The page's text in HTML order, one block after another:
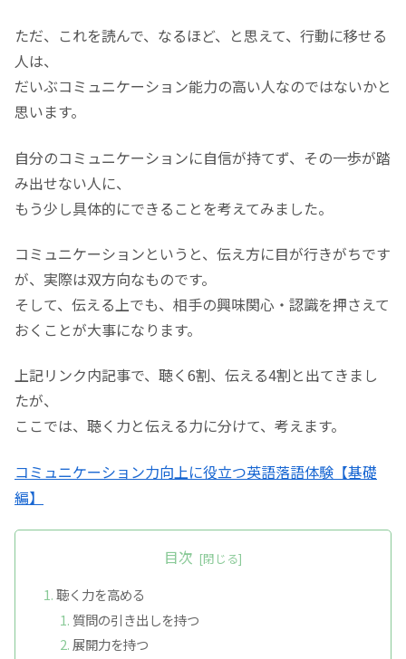
ただ、これを読んで、なるほど、と思えて、行動に移せる
人は、
だいぶコミュニケーション能力の高い人なのではないかと
思います。
自分のコミュニケーションに自信が持てず、その一歩が踏
み出せない人に、
もう少し具体的にできることを考えてみました。
コミュニケーションというと、伝え方に目が行きがちです
が、実際は双方向なものです。
そして、伝える上でも、相手の興味関心・認識を押さえて
おくことが大事になります。
上記リンク内記事で、聴く6割、伝える4割と出てきまし
たが、
ここでは、聴く力と伝える力に分けて、考えます。
コミュニケーション力向上に役立つ英語落語体験【基礎
編】
目次
聴く力を高める
質問の引き出しを持つ
展開力を持つ